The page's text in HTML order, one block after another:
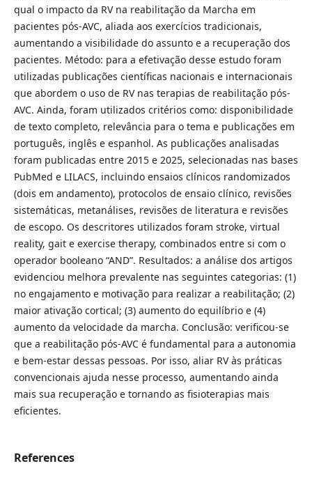
qual o impacto da RV na reabilitação da Marcha em
pacientes pós-AVC, aliada aos exercícios tradicionais,
aumentando a visibilidade do assunto e a recuperação dos
pacientes. Método: para a efetivação desse estudo foram
utilizadas publicações científicas nacionais e internacionais
que abordem o uso de RV nas terapias de reabilitação pós-
AVC. Ainda, foram utilizados critérios como: disponibilidade
de texto completo, relevância para o tema e publicações em
português, inglês e espanhol. As publicações analisadas
foram publicadas entre 2015 e 2025, selecionadas nas bases
PubMed e LILACS, incluindo ensaios clínicos randomizados
(dois em andamento), protocolos de ensaio clínico, revisões
sistemáticas, metanálises, revisões de literatura e revisões
de escopo. Os descritores utilizados foram stroke, virtual
reality, gait e exercise therapy, combinados entre si com o
operador booleano “AND”. Resultados: a análise dos artigos
evidenciou melhora prevalente nas seguintes categorias: (1)
no engajamento e motivação para realizar a reabilitação; (2)
maior ativação cortical; (3) aumento do equilíbrio e (4)
aumento da velocidade da marcha. Conclusão: verificou-se
que a reabilitação pós-AVC é fundamental para a autonomia
e bem-estar dessas pessoas. Por isso, aliar RV às práticas
convencionais ajuda nesse processo, aumentando ainda
mais sua recuperação e tornando as fisioterapias mais
eficientes.
References